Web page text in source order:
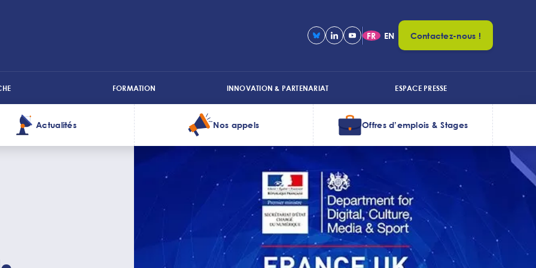
FR EN Contactez-nous !
FORMATION INNOVATION & PARTENARIAT ESPACE PRESSE
Actualités Nos appels Offres d’emplois & Stages